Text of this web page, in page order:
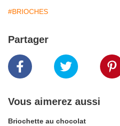
#BRIOCHES
Partager
Vous aimerez aussi
Briochette au chocolat